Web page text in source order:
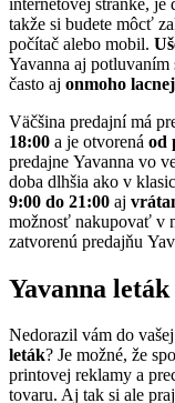
takže si budete môcť
počítač alebo mobil.
Yavanna aj potluvaním
často aj onmoho
Väčšina predajní má
18:00 a je otvorená od
predajne Yavanna vo
doba dlhšia ako v
9:00 do 21:00 aj
možnosť nakupovať v
zatvorenú predajňu
Yavanna leták
Nedorazil vám do
leták? Je možné, že
printovej reklamy a
tovaru. Aj tak si ale